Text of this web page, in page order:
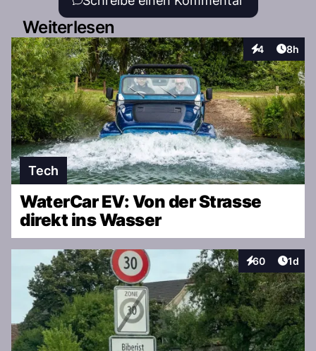
Weiterlesen
4
Interaktionen
8h
Tech
WaterCar EV: Von der Strasse
direkt ins Wasser
60
Interaktionen
1d